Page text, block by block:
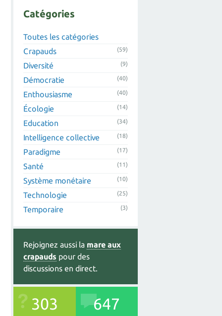
Catégories
Toutes les catégories
Crapauds
(59)
Diversité (9)
Démocratie (40)
Enthousiasme (40)
Écologie (14)
Education (34)
Intelligence collective (18)
Paradigme (17)
Santé (11)
Système monétaire (10)
Technologie (25)
Temporaire (3)
Rejoignez aussi la mare aux
crapauds pour des
discussions en direct.
303 647